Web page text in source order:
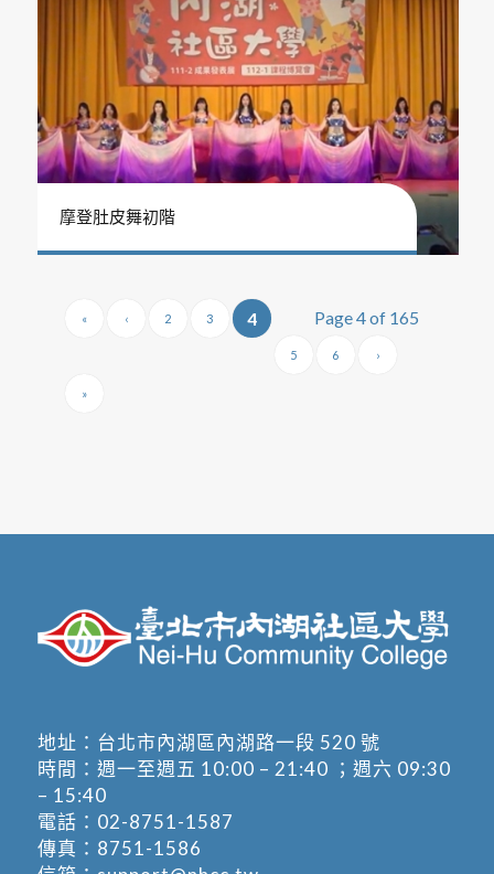
摩登肚皮舞初階
Page 4 of 165
« ‹ 2 3 4
5 6 ›
»
地址： 台北市內湖區內湖路一段 520 號
時間：週一至週五 10:00 – 21:40 ；週六 09:30
– 15:40
電話： 02-8751-1587
傳真：8751-1586